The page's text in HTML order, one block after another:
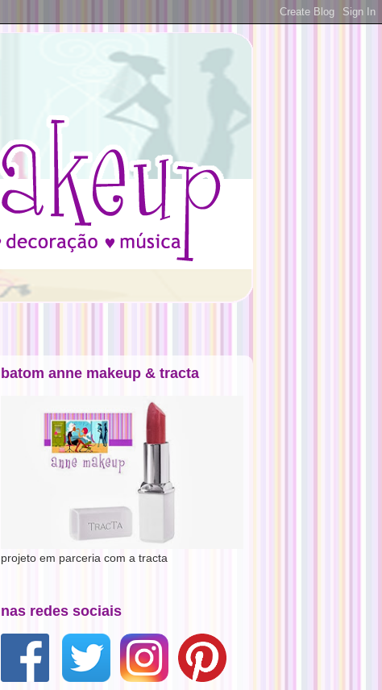
batom anne makeup & tracta
projeto em parceria com a tracta
nas redes sociais